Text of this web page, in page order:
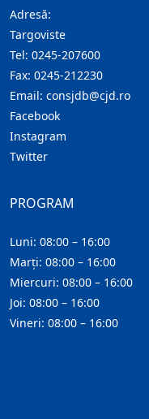
Adresă:
Targoviste
Tel: 0245-207600
Fax: 0245-212230
Email: consjdb@cjd.ro
Facebook
Instagram
Twitter
PROGRAM
Luni: 08:00 – 16:00
Marți: 08:00 – 16:00
Miercuri: 08:00 – 16:00
Joi: 08:00 – 16:00
Vineri: 08:00 – 16:00